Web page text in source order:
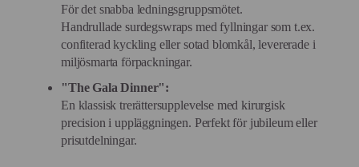
För det snabba ledningsgruppsmötet.
Handrullade surdegswraps med fyllningar som t.ex.
confiterad kyckling eller sotad blomkål, levererade i
miljösmarta förpackningar.
"The Gala Dinner":
En klassisk trerättersupplevelse med kirurgisk
precision i uppläggningen. Perfekt för jubileum eller
prisutdelningar.